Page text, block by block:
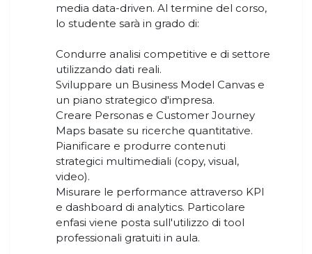
media data-driven. Al termine del corso,
lo studente sarà in grado di:
Condurre analisi competitive e di settore
utilizzando dati reali.
Sviluppare un Business Model Canvas e
un piano strategico d'impresa.
Creare Personas e Customer Journey
Maps basate su ricerche quantitative.
Pianificare e produrre contenuti
strategici multimediali (copy, visual,
video).
Misurare le performance attraverso KPI
e dashboard di analytics. Particolare
enfasi viene posta sull'utilizzo di tool
professionali gratuiti in aula.